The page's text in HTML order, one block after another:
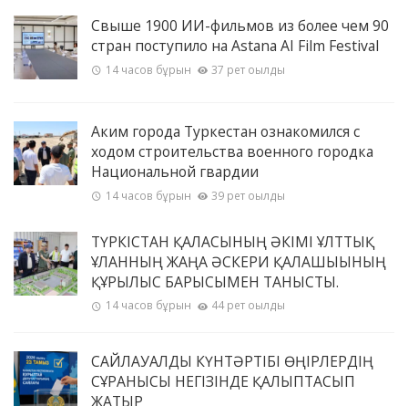
Свыше 1900 ИИ-фильмов из более чем 90
стран поступило на Astana AI Film Festival
14 часов бұрын 37 рет оқылды
Аким города Туркестан ознакомился с
ходом строительства военного городка
Национальной гвардии
14 часов бұрын 39 рет оқылды
ТҮРКІСТАН ҚАЛАСЫНЫҢ ӘКІМІ ҰЛТТЫҚ
ҰЛАННЫҢ ЖАҢА ӘСКЕРИ ҚАЛАШЫҒЫНЫҢ
ҚҰРЫЛЫС БАРЫСЫМЕН ТАНЫСТЫ.
14 часов бұрын 44 рет оқылды
САЙЛАУАЛДЫ КҮНТӘРТІБІ ӨҢІРЛЕРДІҢ
СҰРАНЫСЫ НЕГІЗІНДЕ ҚАЛЫПТАСЫП
ЖАТЫР